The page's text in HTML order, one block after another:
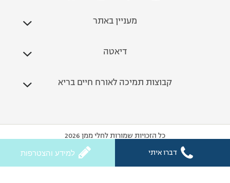
מעניין באתר
דיאטה
קבוצות תמיכה לאורח חיים בריא
כל הזכויות שמורות לחלי ממן 2026
דברו איתי
למידע והצטרפות